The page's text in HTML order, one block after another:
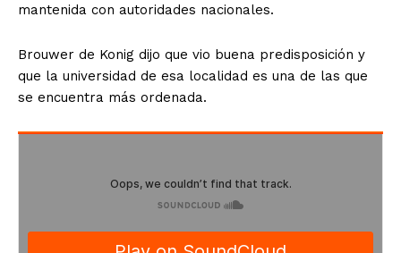
mantenida con autoridades nacionales.
Brouwer de Konig dijo que vio buena predisposición y
que la universidad de esa localidad es una de las que
se encuentra más ordenada.